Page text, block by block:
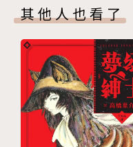
其他人也看了